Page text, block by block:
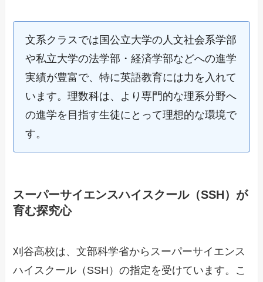
文系クラスでは国公立大学の人文社会系学部
や私立大学の法学部・経済学部などへの進学
実績が豊富で、特に英語教育には力を入れて
います。理数科は、より専門的な理系分野へ
の進学を目指す生徒にとって理想的な環境で
す。
スーパーサイエンスハイスクール（SSH）が
育む探究心
刈谷高校は、文部科学省からスーパーサイエンス
ハイスクール（SSH）の指定を受けています。こ